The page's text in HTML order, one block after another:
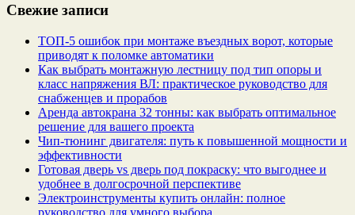
Свежие записи
ТОП-5 ошибок при монтаже въездных ворот, которые
приводят к поломке автоматики
Как выбрать монтажную лестницу под тип опоры и
класс напряжения ВЛ: практическое руководство для
снабженцев и прорабов
Аренда автокрана 32 тонны: как выбрать оптимальное
решение для вашего проекта
Чип‑тюнинг двигателя: путь к повышенной мощности и
эффективности
Готовая дверь vs дверь под покраску: что выгоднее и
удобнее в долгосрочной перспективе
Электроинструменты купить онлайн: полное
руководство для умного выбора